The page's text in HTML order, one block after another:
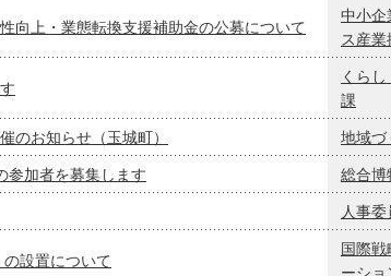
向上・業態転換支援補助金の公募について
中小企
ス産業
くら
課
のお知らせ（玉城町） 地域づ
加者を募集します 総合博
人事
設置について
国際戦
ーショ